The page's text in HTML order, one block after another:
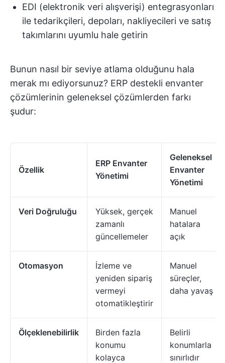
EDI (elektronik veri alışverişi) entegrasyonları
ile tedarikçileri, depoları, nakliyecileri ve satış
takımlarını uyumlu hale getirin
Bunun nasıl bir seviye atlama olduğunu hala
merak mı ediyorsunuz? ERP destekli envanter
çözümlerinin geleneksel çözümlerden farkı
şudur:
Özellik
ERP Envanter
Yönetimi
Geleneksel
Envanter
Yönetimi
Veri Doğruluğu
Yüksek, gerçek
zamanlı
güncellemeler
Manuel
hatalara
açık
Otomasyon
İzleme ve
yeniden sipariş
vermeyi
otomatikleştirir
Manuel
süreçler,
daha yavaş
Ölçeklenebilirlik
Birden fazla
konumu
kolayca
Belirli
konumlarla
sınırlıdır